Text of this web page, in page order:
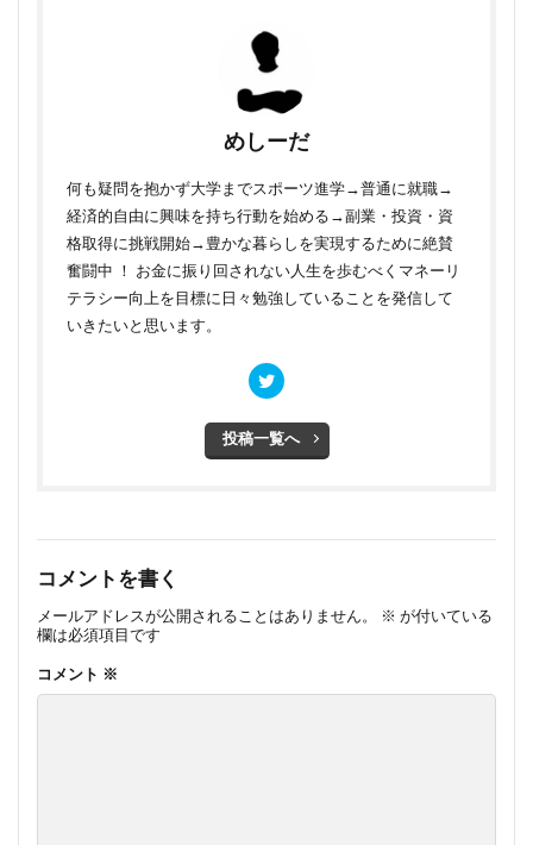
めしーだ
何も疑問を抱かず大学までスポーツ進学→普通に就職→
経済的自由に興味を持ち行動を始める→副業・投資・資
格取得に挑戦開始→豊かな暮らしを実現するために絶賛
奮闘中 ！ お金に振り回されない人生を歩むべくマネーリ
テラシー向上を目標に日々勉強していることを発信して
いきたいと思います。
投稿一覧へ
コメントを書く
メールアドレスが公開されることはありません。 ※ が付いている
欄は必須項目です
コメント ※